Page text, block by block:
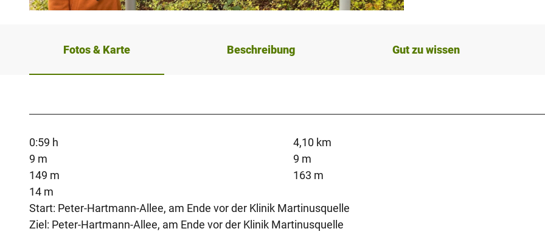
Fotos & Karte Beschreibung Gut zu wissen
0:59 h
4,10 km
9 m
9 m
149 m
163 m
14 m
Start: Peter-Hartmann-Allee, am Ende vor der Klinik Martinusquelle
Ziel: Peter-Hartmann-Allee, am Ende vor der Klinik Martinusquelle